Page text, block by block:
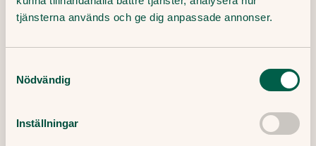
tjänsterna används och ge dig anpassade annonser.
Nödvändig
Inställningar
Publicerat datum:
23 Juni, 2023
Senast granskad:
Senaste artiklar